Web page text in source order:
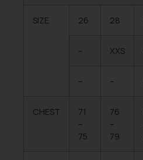
SIZE 26 28
– XXS
– –
CHEST
71
–
75
76
–
79